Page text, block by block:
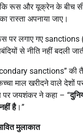
कि रूस और यूक्रेन के बीच
रास्ता अपनाया जाए।
लगाए गए sanctions
से नीति नहीं बदली
sanctions” की
माल खरीदने वाले देशों
पर जयशंकर ने कहा – “
है।”
मुलाकात